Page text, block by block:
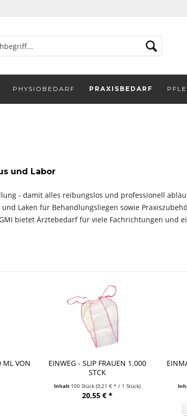
PHYSIOBEDARF PRAXISBEDARF
und Labor
- damit alles reibungslos und professionell
Laken für Behandlungsliegen sowie
bietet Ärztebedarf für viele Fachrichtungen und
ML VON
EINWEG - SLIP FRAUEN 1.000
STCK
Inhalt 100 Stück (0,21 € * / 1 Stück)
20,55 € *